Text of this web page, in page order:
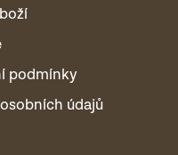
podmínky
údajů